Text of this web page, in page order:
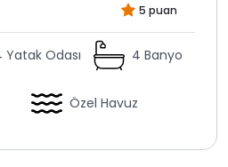
5 puan
Yatak Odası 4 Banyo
Özel Havuz